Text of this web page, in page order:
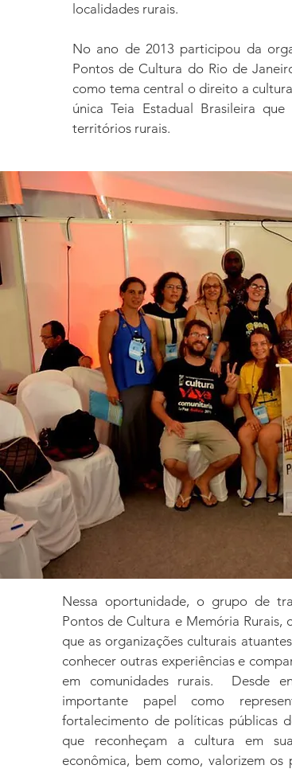
localidades rurais.
No ano de 2013 participou da
Pontos de Cultura do Rio de
como tema central o direito a
única Teia Estadual Brasileira
territórios rurais.
Nessa oportunidade, o grupo de
Pontos de Cultura e Memória
que as organizações culturais
conhecer outras experiências e
em comunidades rurais. Desde
importante papel como
fortalecimento de políticas públicas
que reconheçam a cultura em
econômica, bem como, valorizem